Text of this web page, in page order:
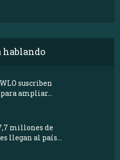
hablando
suscriben
ampliar...
millones de
llegan al país...